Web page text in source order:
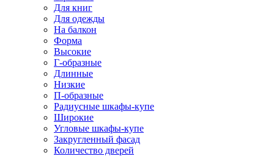
Для книг
Для одежды
На балкон
Форма
Высокие
Г-образные
Длинные
Низкие
П-образные
Радиусные шкафы-купе
Широкие
Угловые шкафы-купе
Закругленный фасад
Количество дверей